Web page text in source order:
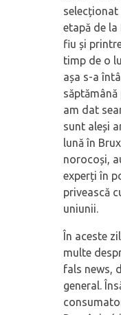
etapă de la
fiu și
timp de o
așa s-a
am dat
sunt aleși
lună în
norocoși,
experți în
privească
uniunii.
În aceste
multe
fals news,
general.